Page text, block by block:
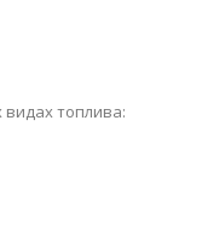
топлива: